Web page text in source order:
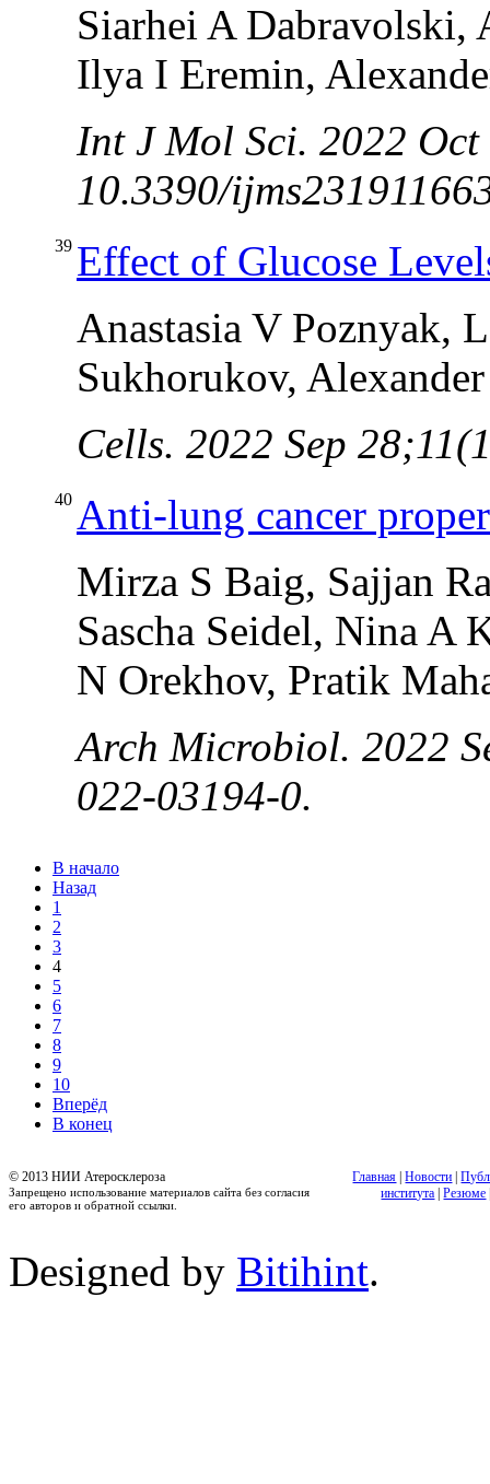
Siarhei A Dabravolski,
Ilya I Eremin,
Int J Mol Sci. 2022
10.3390/
39 Effect of Glucose
Anastasia V Poznyak,
Sukhorukov,
Cells. 2022 Sep
40 Anti-lung cancer
Mirza S Baig, Sajjan
Sascha Seidel, Nina A
N Orekhov, Pratik
Arch Microbiol. 2022
022-03194-0.
В начало
Назад
1
2
3
4
5
6
7
8
9
10
Вперёд
В конец
© 2013 НИИ Атеросклероза
Запрещено использование материалов сайта без согласия
его авторов и обратной ссылки.
Главная |Новости |
института |Резюме
Designed by Bitihint.